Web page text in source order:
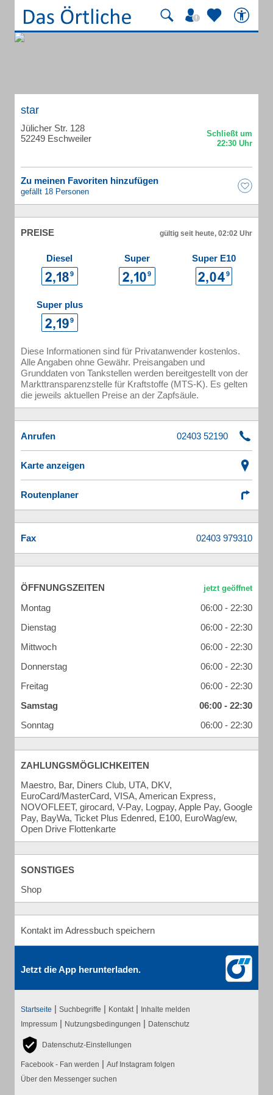
star
Jülicher Str. 128
52249 Eschweiler
Zu meinen Favoriten hinzufügen
gefällt 18 Personen
PREISE gültig seit heute, 02:02 Uhr
Diesel Super Super E10
Super plus
Diese Informationen sind für Privatanwender kostenlos.
Alle Angaben ohne Gewähr. Preisangaben und
Grunddaten von Tankstellen werden bereitgestellt von der
Markttransparenzstelle für Kraftstoffe (MTS-K). Es gelten
die jeweils aktuellen Preise an der Zapfsäule.
Anrufen
Karte anzeigen
Routenplaner
Fax
ÖFFNUNGSZEITEN
Montag
06:00 - 22:30
Dienstag
06:00 - 22:30
Mittwoch
06:00 - 22:30
Donnerstag
06:00 - 22:30
Freitag
06:00 - 22:30
Samstag
06:00 - 22:30
Sonntag
06:00 - 22:30
ZAHLUNGSMÖGLICHKEITEN
Maestro, Bar, Diners Club, UTA, DKV,
EuroCard/MasterCard, VISA, American Express,
NOVOFLEET, girocard, V-Pay, Logpay, Apple Pay, Google
Pay, BayWa, Ticket Plus Edenred, E100, EuroWag/ew,
Open Drive Flottenkarte
SONSTIGES
Shop
Kontakt im Adressbuch speichern
Jetzt die App herunterladen.
Startseite | Suchbegriffe | Kontakt | Inhalte melden
Impressum | Nutzungsbedingungen | Datenschutz
Datenschutz-Einstellungen
Facebook - Fan werden | Auf Instagram folgen
Über den Messenger suchen